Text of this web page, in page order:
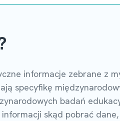
informacje zebrane z
specyfikę
badań
skąd pobrać